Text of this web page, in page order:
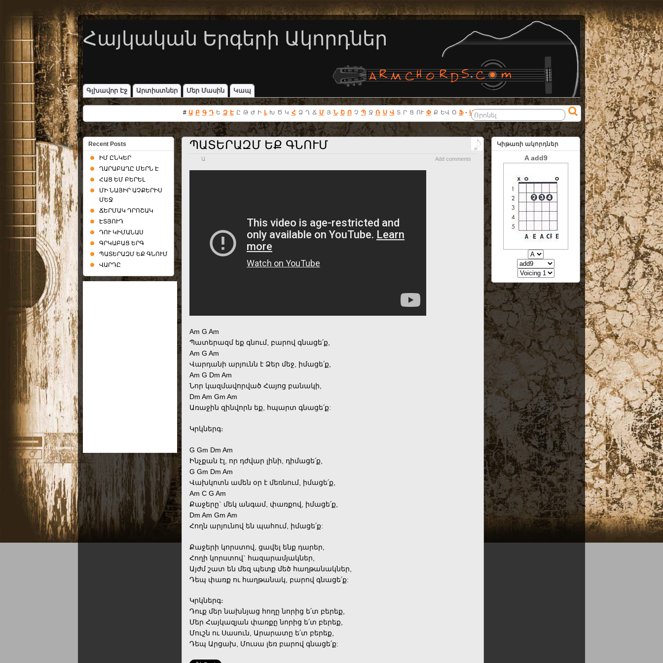
Հայկական Երգերի Ակորդներ
Գլխավոր Էջ Արտիստներ Մեր Մասին Կապ
# Ա Բ Գ Դ Ե Զ Է Ը Թ Ժ Ի Լ Խ Ծ Կ Հ Ձ Ղ Ճ Մ Յ Ն Շ Ո Չ Պ Ջ Ռ Ս Վ Տ Ր Ց ՈՒ Փ Ք ԵՎ Օ Ֆ- ԱՅԼ
ՊԱՏԵՐԱԶՄ ԵՔ ԳՆՈՒՄ
Ա Add comments
Am G Am
Պատերազմ եք գնում, բարով գնացե՛ք,
Am G Am
Վարդանի արյունն է Ձեր մեջ, իմացե՛ք,
Am G Dm Am
Նոր կազմավորված Հայոց բանակի,
Dm Am Gm Am
Առաջին զինվորն եք, հպարտ գնացե՛ք:
Կրկներգ։
G Gm Dm Am
Ինչքան էլ, որ դժվար լինի, դիմացե՛ք,
G Gm Dm Am
Վախկոտն ամեն օր է մեռնում, իմացե՛ք,
Am C G Am
Քաջերը` մեկ անգամ, փառքով, իմացե՛ք,
Dm Am Gm Am
Հողն արյունով են պահում, իմացե՛ք:
Քաջերի կորստով, ցավել ենք դարեր,
Հողի կորստով` հազարամյակներ,
Այժմ շատ են մեզ պետք մեծ հաղթանակներ,
Դեպ փառք ու հաղթանակ, բարով գնացե՛ք:
Կրկներգ։
Դուք մեր նախնյաց հողը նորից ե՛տ բերեք,
Մեր Հայկազյան փառքը նորից ե՛տ բերեք,
Մուշն ու Սասուն, Արարատը ե՛տ բերեք,
Դեպ Արցախ, Մուսա լեռ բարով գնացե՛ք:
Recent Posts
ԻՄ ԸՆԿԵՐ
ՂԱՐԱԲԱՂԸ ՄԵՐՆ Է
ՀԱՑ ԵՄ ԲԵՐԵԼ
ՄԻ ՆԱՅԻՐ ԱՉՔԵՐԻՍ
ՄԵՋ
ՃԵՐՄԱԿ ԴՐՈՇԱԿ
ԷՏՅՈՒԴ
ԴՈՒ ԿԻՄԱՆԱՍ
ԳՐԿԱԲԱՑ ԵՐԳ
ՊԱՏԵՐԱԶՄ ԵՔ ԳՆՈՒՄ
ՎԱՐԴԸ
Կիթառի ակորդներ
A add9